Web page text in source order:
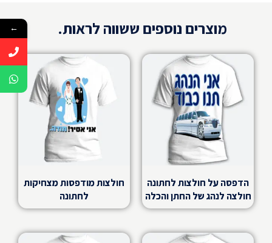
מוצרים נוספים ששווה לראות.
הדפסה על חולצות לחתונה
חולצה לנהג של החתן והכלה
חולצות מודפסות מצחיקות
לחתונה
←